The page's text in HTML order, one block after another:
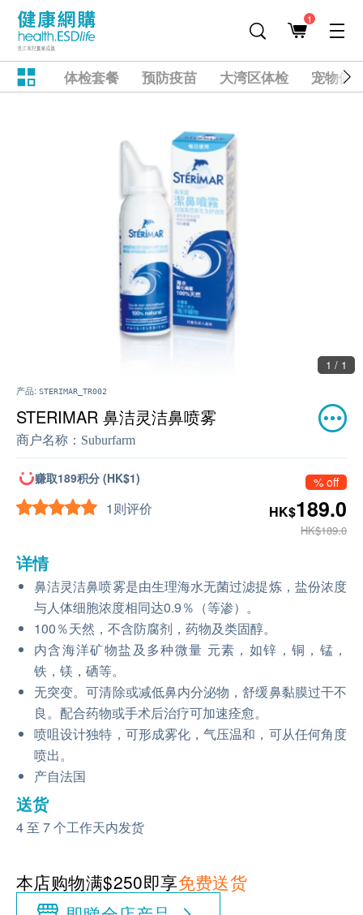
1
体检套餐 预防疫苗 大湾区体检 宠物健
1 / 1
产品: STERIMAR_TR002
STERIMAR 鼻洁灵洁鼻喷雾
商户名称： Suburfarm
赚取189积分 (HK$1)
1则评价
% off
HK$189.0
HK$189.0
详情
鼻洁灵洁鼻喷雾是由生理海水无菌过滤提炼，盐份浓度
与人体细胞浓度相同达0.9％（等渗）。
100％天然，不含防腐剂，药物及类固醇。
内含海洋矿物盐及多种微量 元素，如锌，铜，锰，
铁，镁，硒等。
无突变。可清除或减低鼻内分泌物，舒缓鼻黏膜过干不
良。配合药物或手术后治疗可加速痊愈。
喷咀设计独特，可形成雾化，气压温和，可从任何角度
喷出。
产自法国
送货
4 至 7 个工作天内发货
本店购物满$250即享免费送货